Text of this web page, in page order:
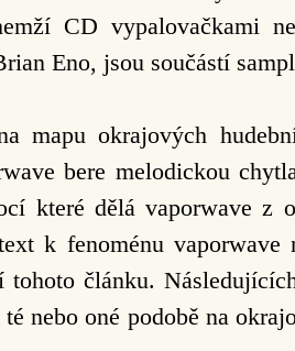
CD vypalovačkami
Eno, jsou součástí
mapu okrajových
bere melodickou
které dělá vaporwave z
k fenoménu vaporwave
tohoto článku.
nebo oné podobě na